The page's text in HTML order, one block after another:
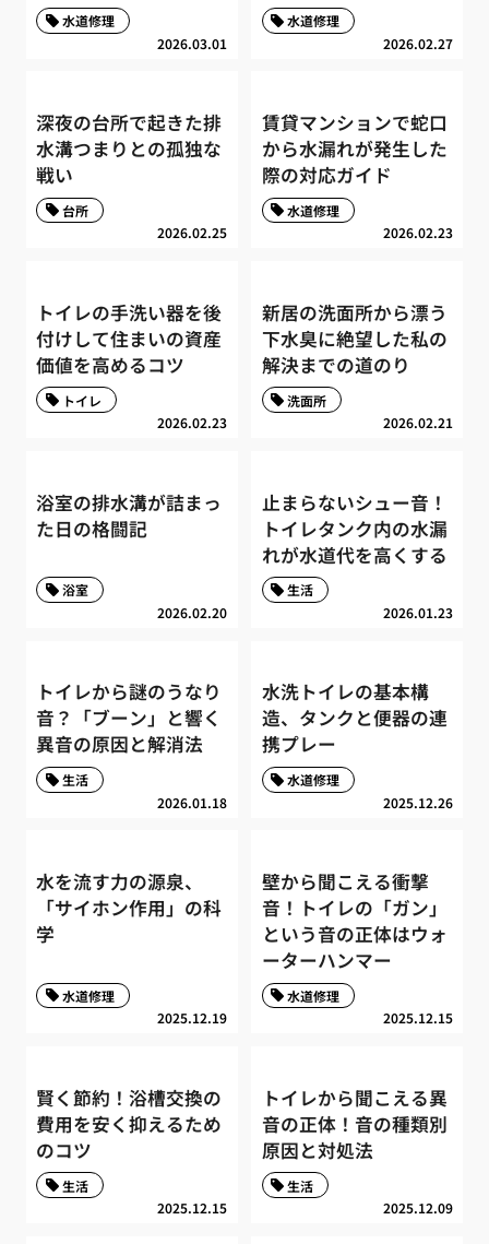
2026.03.01
水道修理
2026.02.27
水道修理
深夜の台所で起きた排
水溝つまりとの孤独な
戦い
2026.02.25
台所
賃貸マンションで蛇口
から水漏れが発生した
際の対応ガイド
2026.02.23
水道修理
トイレの手洗い器を後
付けして住まいの資産
価値を高めるコツ
2026.02.23
トイレ
新居の洗面所から漂う
下水臭に絶望した私の
解決までの道のり
2026.02.21
洗面所
浴室の排水溝が詰まっ
た日の格闘記
2026.02.20
浴室
止まらないシュー音！
トイレタンク内の水漏
れが水道代を高くする
2026.01.23
生活
トイレから謎のうなり
音？「ブーン」と響く
異音の原因と解消法
2026.01.18
生活
水洗トイレの基本構
造、タンクと便器の連
携プレー
2025.12.26
水道修理
水を流す力の源泉、
「サイホン作用」の科
学
2025.12.19
水道修理
壁から聞こえる衝撃
音！トイレの「ガン」
という音の正体はウォ
ーターハンマー
2025.12.15
水道修理
賢く節約！浴槽交換の
費用を安く抑えるため
のコツ
2025.12.15
生活
トイレから聞こえる異
音の正体！音の種類別
原因と対処法
2025.12.09
生活